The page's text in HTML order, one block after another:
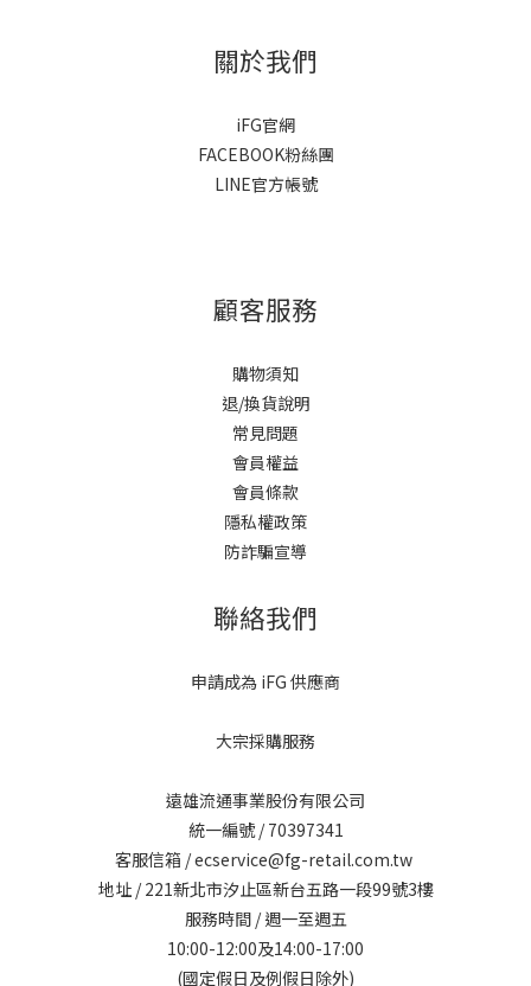
關於我們
iFG官網
FACEBOOK粉絲團
LINE官方帳號
顧客服務
購物須知
退/換貨說明
常見問題
會員權益
會員條款
隱私權政策
防詐騙宣導
聯絡我們
申請成為 iFG 供應商
大宗採購服務
遠雄流通事業股份有限公司
統一編號 / 70397341
客服信箱 / ecservice@fg-retail.com.tw
地址 / 221新北市汐止區新台五路一段99號3樓
服務時間 / 週一至週五
10:00-12:00及14:00-17:00
(國定假日及例假日除外)